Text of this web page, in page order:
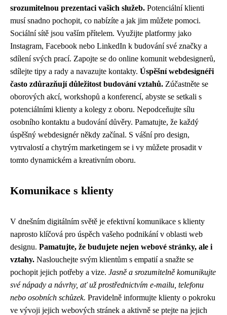
srozumitelnou prezentaci vašich služeb. Potenciální klienti
musí snadno pochopit, co nabízíte a jak jim můžete pomoci.
Sociální sítě jsou vaším přítelem. Využijte platformy jako
Instagram, Facebook nebo LinkedIn k budování své značky a
sdílení svých prací. Zapojte se do online komunit webdesignerů,
sdílejte tipy a rady a navazujte kontakty. Úspěšní webdesignéři
často zdůrazňují důležitost budování vztahů. Zúčastněte se
oborových akcí, workshopů a konferencí, abyste se setkali s
potenciálními klienty a kolegy z oboru. Nepodceňujte sílu
osobního kontaktu a budování důvěry. Pamatujte, že každý
úspěšný webdesignér někdy začínal. S vášní pro design,
vytrvalostí a chytrým marketingem se i vy můžete prosadit v
tomto dynamickém a kreativním oboru.
Komunikace s klienty
V dnešním digitálním světě je efektivní komunikace s klienty
naprosto klíčová pro úspěch vašeho podnikání v oblasti web
designu. Pamatujte, že budujete nejen webové stránky, ale i
vztahy. Naslouchejte svým klientům s empatií a snažte se
pochopit jejich potřeby a vize. Jasně a srozumitelně komunikujte
své nápady a návrhy, ať už prostřednictvím e-mailu, telefonu
nebo osobních schůzek. Pravidelně informujte klienty o pokroku
ve vývoji jejich webových stránek a aktivně se ptejte na jejich